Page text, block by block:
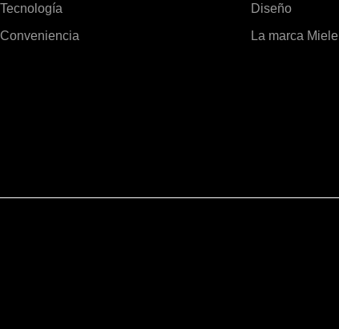
Tecnología
Conveniencia
Diseño
La marca Miele